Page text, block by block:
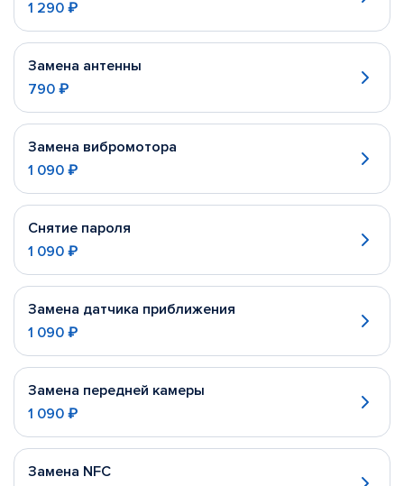
1 290 ₽
Замена антенны
790 ₽
Замена вибромотора
1 090 ₽
Снятие пароля
1 090 ₽
Замена датчика приближения
1 090 ₽
Замена передней камеры
1 090 ₽
Замена NFC